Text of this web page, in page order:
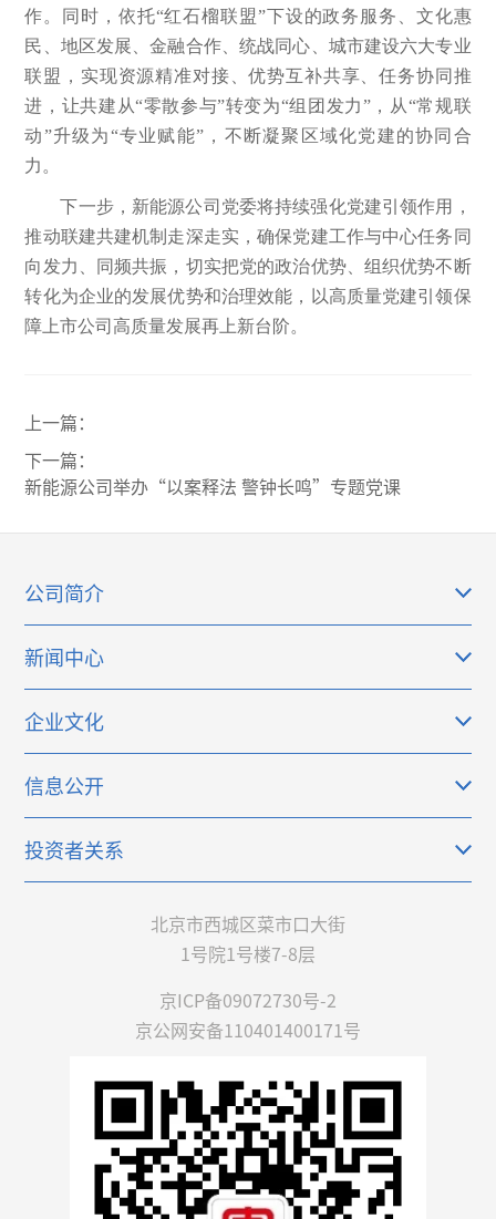
作。同时，依托“红石榴联盟”下设的政务服务、文化惠
民、地区发展、金融合作、统战同心、城市建设六大专业
联盟，实现资源精准对接、优势互补共享、任务协同推
进，让共建从“零散参与”转变为“组团发力”，从“常规联
动”升级为“专业赋能”，不断凝聚区域化党建的协同合
力。
下一步，新能源公司党委将持续强化党建引领作用，
推动联建共建机制走深走实，确保党建工作与中心任务同
向发力、同频共振，切实把党的政治优势、组织优势不断
转化为企业的发展优势和治理效能，以高质量党建引领保
障上市公司高质量发展再上新台阶。
上一篇：
下一篇：
新能源公司举办“以案释法 警钟长鸣”专题党课
北京市西城区菜市口大街
1号院1号楼7-8层
京ICP备09072730号-2
京公网安备110401400171号
公司简介
新闻中心
企业文化
信息公开
投资者关系